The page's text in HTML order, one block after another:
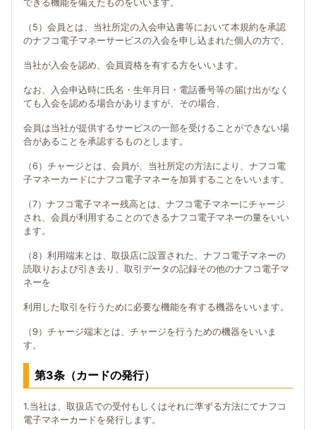
できる機能を備えたものをいいます。
（5）会員とは、当社所定の入会申込書等において本規約を承認
のナフコ電子マネーサービスの入会を申し込まれた個人の方で、
当社が入会を認め、会員資格を有する方をいいます。
なお、入会申込時に氏名・生年月日・電話番号等の届け出がなく
ても入会を認める場合がありますが、その場合、
会員は当社が提供するサービスの一部を受けることができない場
合があることを承認するものとします。
（6）チャージとは、会員が、当社所定の方法により、ナフコ電
子マネーカードにナフコ電子マネーを加算することをいいます。
（7）ナフコ電子マネー残高とは、ナフコ電子マネーにチャージ
され、会員が利用することのできるナフコ電子マネーの量をいい
ます。
（8）利用端末とは、取扱店に設置された、ナフコ電子マネーの
読取りおよび引き去り、取引データの記録その他のナフコ電子マ
ネーを
利用した取引を行うために必要な機能を有する機器をいいます。
（9）チャージ端末とは、チャージを行うための機器をいいま
す。
第3条（カードの発行）
1.当社は、取扱店での受付もしくはそれに準ずる方法にてナフコ
電子マネーカードを発行します。